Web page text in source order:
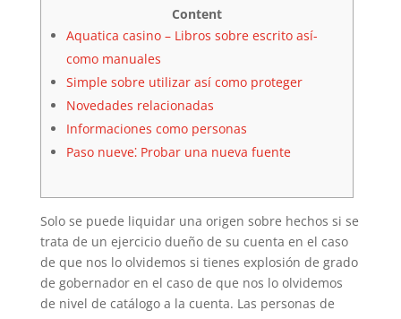
Content
Aquatica casino – Libros sobre escrito así­
como manuales
Simple sobre utilizar así­ como proteger
Novedades relacionadas
Informaciones como personas
Paso nueve⁚ Probar una nueva fuente
Solo se puede liquidar una origen sobre hechos si se
trata de un ejercicio dueño de su cuenta en el caso
de que nos lo olvidemos si tienes explosión de grado
de gobernador en el caso de que nos lo olvidemos
de nivel de catálogo a la cuenta. Las personas de